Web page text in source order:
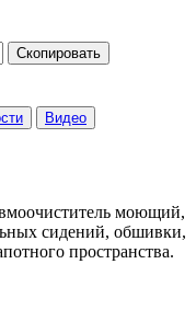
Скопировать
Видео
моющий,
сидений, обшивки,
пространства.